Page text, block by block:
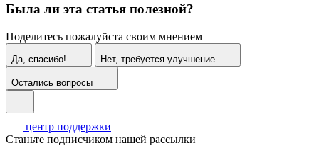
Была ли эта статья полезной?
Поделитесь пожалуйста своим мнением
Да, спасибо! Нет, требуется улучшение
Остались вопросы
центр поддержки
Станьте подписчиком нашей рассылки